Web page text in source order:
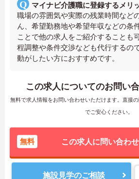
マイナビ介護職に登録するメリ
職場の雰囲気や実際の残業時間など
ん、希望勤務地や希望年収などの条
ことで他の求人をご紹介することも
程調整や条件交渉なども代行するの
動がしたい方におすすめです。
この求人についてのお問い
無料で求人情報をお問い合わせいただけます。直接
でご安心ください。
無料 この求人に問い合わ
施設見学のご相談